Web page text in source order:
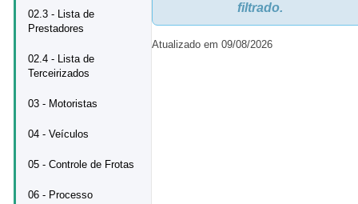
02.3 - Lista de
Prestadores
02.4 - Lista de
Terceirizados
03 - Motoristas
04 - Veículos
05 - Controle de Frotas
06 - Processo
filtrado.
Atualizado em 09/08/2026